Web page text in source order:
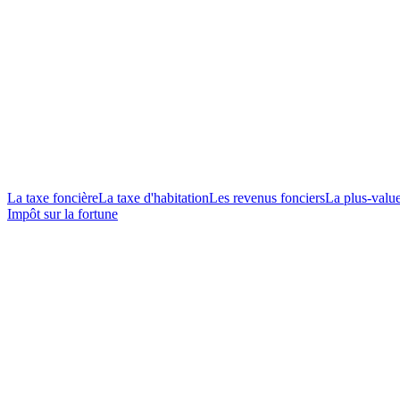
La taxe foncièreLa taxe d'habitationLes revenus fonciersLa plus-
Impôt sur la fortune